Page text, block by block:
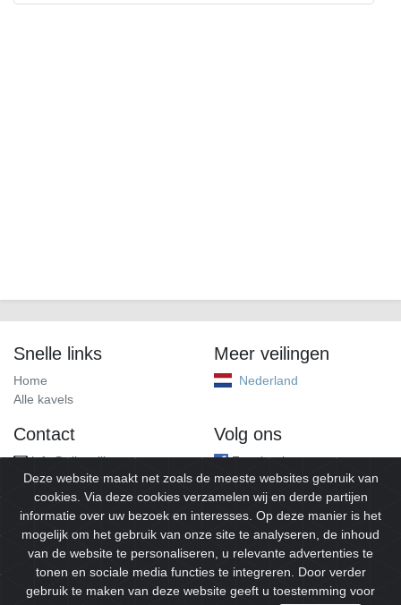
Snelle links
Home
Alle kavels
Meer veilingen
Nederland
Contact
info@alleveilingen.net
Volg ons
Facebook
© 2026Alleveilingen.Alle rechten voorbehouden.
Deze website maakt net zoals de meeste websites gebruik van
cookies. Via deze cookies verzamelen wij en derde partijen
informatie over uw bezoek en interesses. Op deze manier is het
mogelijk om het gebruik van onze site te analyseren, de inhoud
van de website te personaliseren, u relevante advertenties te
tonen en sociale media functies te integreren. Door verder
gebruik te maken van deze website geeft u toestemming voor